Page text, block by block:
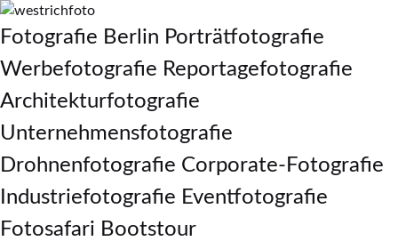
Fotografie Berlin Porträtfotografie
Werbefotografie Reportagefotografie
Architekturfotografie
Unternehmensfotografie
Drohnenfotografie Corporate-Fotografie
Industriefotografie Eventfotografie
Fotosafari Bootstour